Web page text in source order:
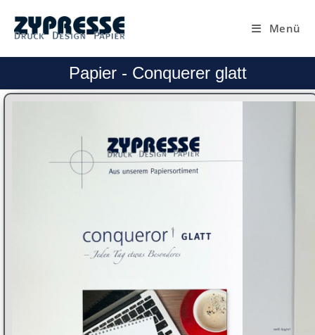
Menü
Papier - Conquerer glatt